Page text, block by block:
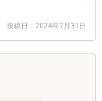
投稿日： 2024年7月31日